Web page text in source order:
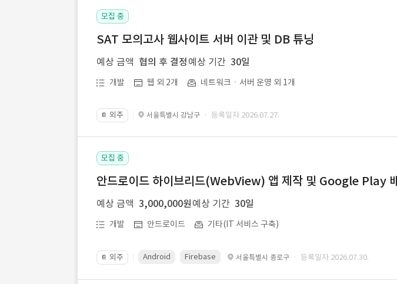
모집 중
SAT 모의고사 웹사이트 서버 이관 및 DB 튜닝
예상 금액 협의 후 결정 예상 기간 30일
개발 웹 외 2개 네트워크ㆍ서버 운영 외 1개
📔 외주 서울특별시 강남구 · 등록일자 2026.07.27.
모집 중
안드로이드 하이브리드(WebView) 앱 제작 및 Google Play
예상 금액 3,000,000원 예상 기간 30일
개발 안드로이드 기타(IT 서비스 구축)
📔 외주 Android Firebase 서울특별시 종로구 · 등록일자 2026.07.30.